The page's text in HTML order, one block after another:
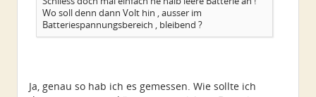
Wo soll denn dann Volt hin , ausser im
Batteriespannungsbereich , bleibend ?
Ja, genau so hab ich es gemessen. Wie sollte ich